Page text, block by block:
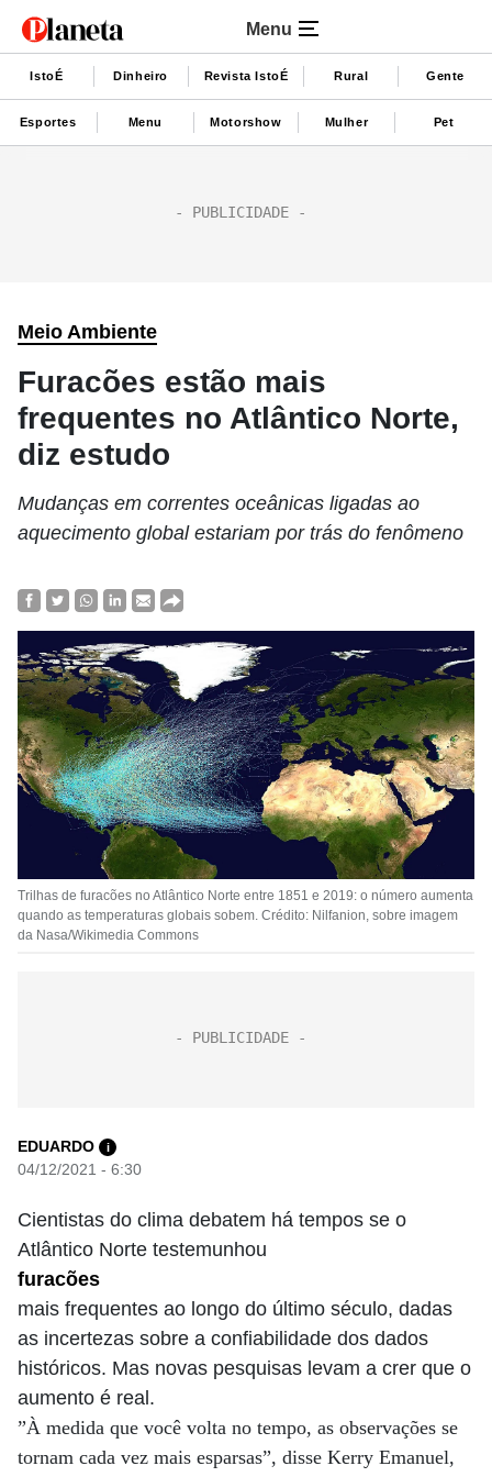
Menu
IstoÉ Dinheiro Revista IstoÉ Rural Gente
Esportes Menu Motorshow Mulher Pet
Meio Ambiente
Furacões estão mais
frequentes no Atlântico Norte,
diz estudo
Mudanças em correntes oceânicas ligadas ao
aquecimento global estariam por trás do fenômeno
Trilhas de furacões no Atlântico Norte entre 1851 e 2019: o número aumenta
quando as temperaturas globais sobem. Crédito: Nilfanion, sobre imagem
da Nasa/Wikimedia Commons
EDUARDO i
04/12/2021 - 6:30
Cientistas do clima debatem há tempos se o
Atlântico Norte testemunhou
furacões
mais frequentes ao longo do último século, dadas
as incertezas sobre a confiabilidade dos dados
históricos. Mas novas pesquisas levam a crer que o
aumento é real.
”À medida que você volta no tempo, as observações se
tornam cada vez mais esparsas”, disse Kerry Emanuel,